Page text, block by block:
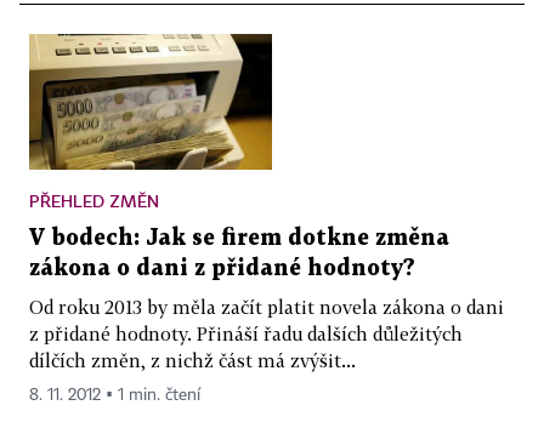
PŘEHLED ZMĚN
V bodech: Jak se firem dotkne změna
zákona o dani z přidané hodnoty?
Od roku 2013 by měla začít platit novela zákona o dani
z přidané hodnoty. Přináší řadu dalších důležitých
dílčích změn, z nichž část má zvýšit...
8. 11. 2012 ▪ 1 min. čtení